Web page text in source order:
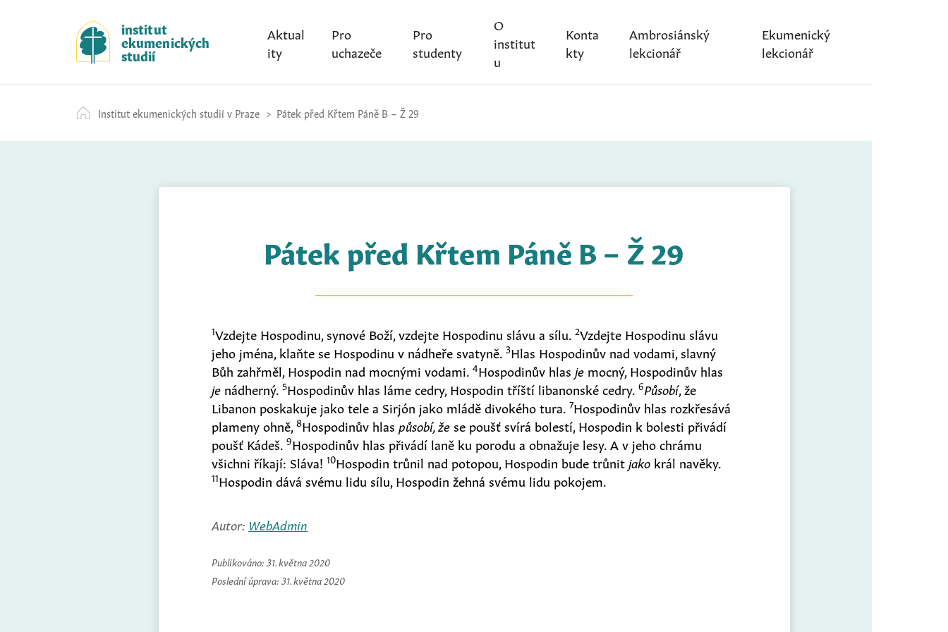
k
i
p
t
c
o
institut
ekumenických
studií
Aktual
ity
Pro
uchazeče
Pro
studenty
O
institut
u
Konta
kty
Ambrosiánský
lekcionář
Ekumenický
lekcionář
Institut ekumenických studií v Praze Pátek před Křtem Páně B – Ž 29
Pátek před Křtem Páně B – Ž 29
1Vzdejte Hospodinu, synové Boží, vzdejte Hospodinu slávu a sílu.2Vzdejte Hospodinu slávu
jeho jména, klaňte se Hospodinu v nádheře svatyně.3Hlas Hospodinův nad vodami, slavný
Bůh zahřměl, Hospodin nad mocnými vodami.4Hospodinův hlas je mocný, Hospodinův hlas
je nádherný.5Hospodinův hlas láme cedry, Hospodin tříští libanonské cedry.6Působí, že
Libanon poskakuje jako tele a Sirjón jako mládě divokého tura.7Hospodinův hlas rozkřesává
plameny ohně,8Hospodinův hlas působí, že se poušť svírá bolestí, Hospodin k bolesti přivádí
poušť Kádeš.9Hospodinův hlas přivádí laně ku porodu a obnažuje lesy. A v jeho chrámu
všichni říkají: Sláva!10Hospodin trůnil nad potopou, Hospodin bude trůnit jako král navěky.
11Hospodin dává svému lidu sílu, Hospodin žehná svému lidu pokojem.
Autor: WebAdmin
Publikováno: 31. května 2020
Poslední úprava: 31. května 2020